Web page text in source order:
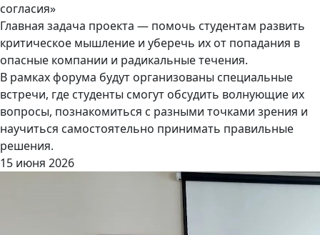
согласия»
Главная задача проекта — помочь студентам развить
критическое мышление и уберечь их от попадания в
опасные компании и радикальные течения.
В рамках форума будут организованы специальные
встречи, где студенты смогут обсудить волнующие их
вопросы, познакомиться с разными точками зрения и
научиться самостоятельно принимать правильные
решения.
15 июня 2026